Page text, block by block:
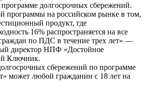
долгосрочных сбережений.
программы на российском рынке в том,
продукт, где
16% распространяется на все
по ПДС в течение трех лет» —
директор НПФ «Достойное
Ключник.
сбережений по программе
может любой гражданин с 18 лет на